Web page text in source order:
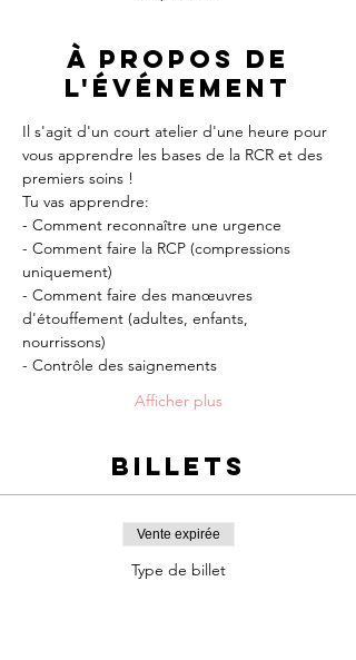
À propos de
l'événement
Il s'agit d'un court atelier d'une heure pour
vous apprendre les bases de la RCR et des
premiers soins !
Tu vas apprendre:
- Comment reconnaître une urgence
- Comment faire la RCP (compressions
uniquement)
- Comment faire des manœuvres
d'étouffement (adultes, enfants,
nourrissons)
- Contrôle des saignements
Afficher plus
Billets
Vente expirée
Type de billet